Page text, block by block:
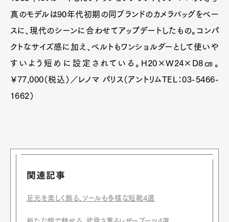
真のモデルは90年代初期の同ブランドのカメラバッグをベー
スに、現代のシーンに合わせてアップデートしたもの。コンパ
クトなサイズ感に加え、ベルトもワンショルダーとして使いや
すいよう短めに設定されている。H20×W24×D8㎝。
￥77,000（税込）／レノマ パリス（アントリムTEL：03-5466-
1662）
関連記事
足元を美しく飾る、ソールも多様な短靴4選